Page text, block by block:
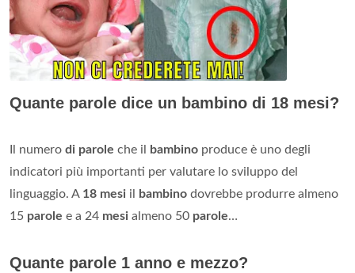
Quante parole dice un bambino di 18 mesi?
Il numero di parole che il bambino produce è uno degli
indicatori più importanti per valutare lo sviluppo del
linguaggio. A 18 mesi il bambino dovrebbe produrre almeno
15 parole e a 24 mesi almeno 50 parole…
Quante parole 1 anno e mezzo?